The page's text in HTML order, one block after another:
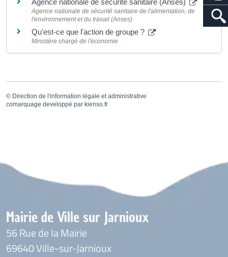
Agence nationale de sécurité sanitaire (Anses)
Agence nationale de sécurité sanitaire de l'alimentation, de
l'environnement et du travail (Anses)
Qu'est-ce que l'action de groupe ?
Ministère chargé de l'économie
© Direction de l'information légale et administrative
comarquage developpé par kienso.fr
Mairie de Ville sur Jarnioux
56 Rue de la Mairie
69640 Ville-sur-Jarnioux